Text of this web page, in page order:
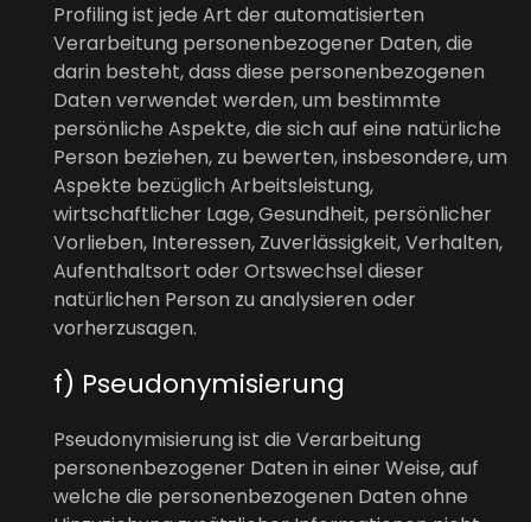
Profiling ist jede Art der automatisierten
Verarbeitung personenbezogener Daten, die
darin besteht, dass diese personenbezogenen
Daten verwendet werden, um bestimmte
persönliche Aspekte, die sich auf eine natürliche
Person beziehen, zu bewerten, insbesondere, um
Aspekte bezüglich Arbeitsleistung,
wirtschaftlicher Lage, Gesundheit, persönlicher
Vorlieben, Interessen, Zuverlässigkeit, Verhalten,
Aufenthaltsort oder Ortswechsel dieser
natürlichen Person zu analysieren oder
vorherzusagen.
f) Pseudonymisierung
Pseudonymisierung ist die Verarbeitung
personenbezogener Daten in einer Weise, auf
welche die personenbezogenen Daten ohne